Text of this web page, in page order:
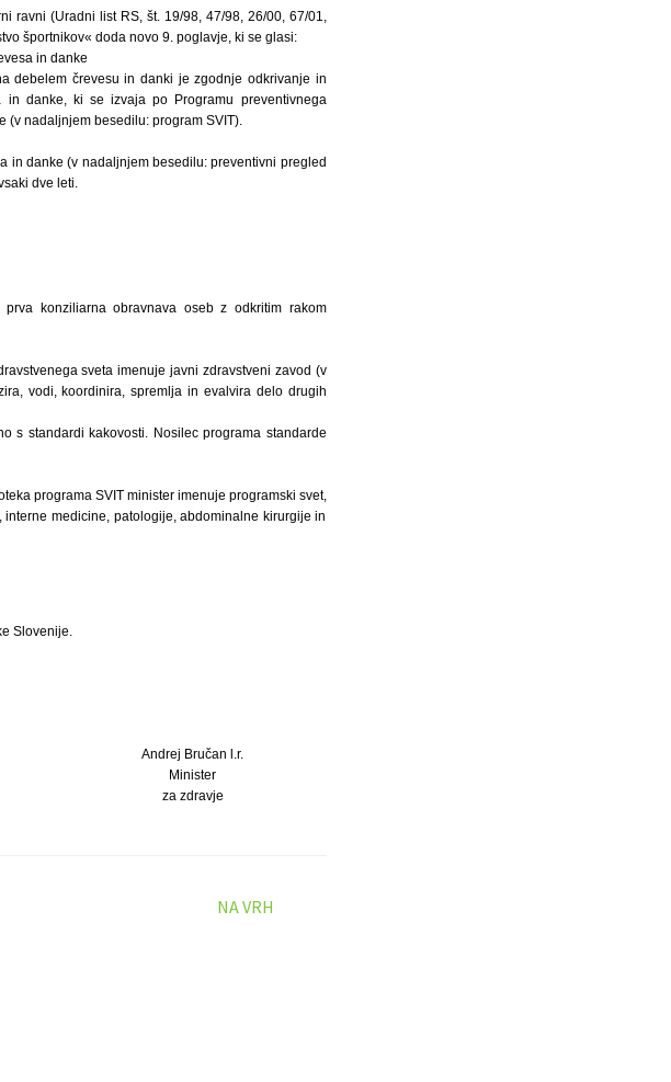
ravni (Uradni list RS, št. 19/98, 47/98, 26/00, 67/01,
športnikov« doda novo 9. poglavje, ki se glasi:
in danke
debelem črevesu in danki je zgodnje odkrivanje in
in danke, ki se izvaja po Programu preventivnega
nadaljnjem besedilu: program SVIT).
in danke (v nadaljnjem besedilu: preventivni pregled
dve leti.
konziliarna obravnava oseb z odkritim rakom
sveta imenuje javni zdravstveni zavod (v
vodi, koordinira, spremlja in evalvira delo drugih
s standardi kakovosti. Nosilec programa standarde
programa SVIT minister imenuje programski svet,
medicine, patologije, abdominalne kirurgije in
Slovenije.
Andrej Bručan l.r.
Minister
za zdravje
NA VRH